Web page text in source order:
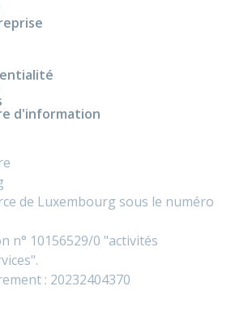
d'information
de Luxembourg sous le numéro
n° 10156529/0 "activités
: 20232404370